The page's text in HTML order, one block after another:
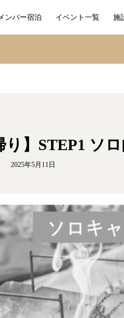
メンバー宿泊 イベント一覧 施
】STEP1 ソ
2025年5月11日